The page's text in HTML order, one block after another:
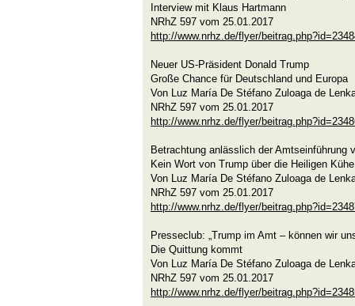
Interview mit Klaus Hartmann
NRhZ 597 vom 25.01.2017
http://www.nrhz.de/flyer/
Neuer US-Präsident Donald Trump
Große Chance für Deutschland und Europa
Von Luz María De Stéfano Zuloaga de
NRhZ 597 vom 25.01.2017
http://www.nrhz.de/flyer/
Betrachtung anlässlich der Amtseinführung
Kein Wort von Trump über die Heiligen
Von Luz María De Stéfano Zuloaga de
NRhZ 597 vom 25.01.2017
http://www.nrhz.de/flyer/
Presseclub: „Trump im Amt – können wir
Die Quittung kommt
Von Luz María De Stéfano Zuloaga de
NRhZ 597 vom 25.01.2017
http://www.nrhz.de/flyer/